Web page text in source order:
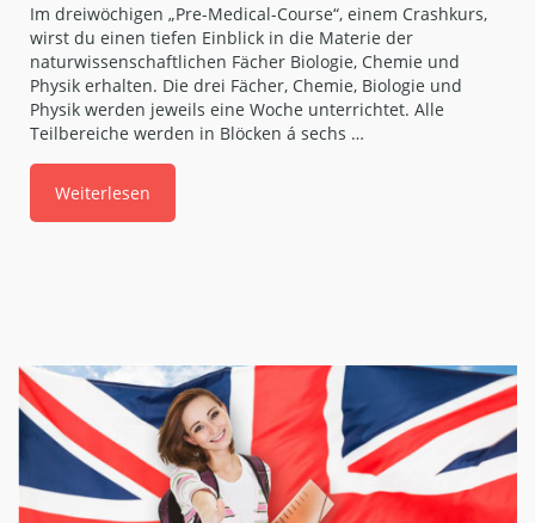
Im dreiwöchigen „Pre-Medical-Course“, einem Crashkurs,
wirst du einen tiefen Einblick in die Materie der
naturwissenschaftlichen Fächer Biologie, Chemie und
Physik erhalten. Die drei Fächer, Chemie, Biologie und
Physik werden jeweils eine Woche unterrichtet. Alle
Teilbereiche werden in Blöcken á sechs …
Weiterlesen